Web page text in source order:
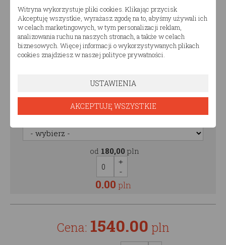
od250,00pln
Malowanie półki
Malowanie półki
od 180,00 pln
0.00 pln
Cena: 1540.00 pln
Witryna wykorzystuje pliki cookies. Klikając przycisk
Akceptuję wszystkie, wyrażasz zgodę na to, abyśmy używali ich
w celach marketingowych, w tym personalizacji reklam,
analizowania ruchu na naszych stronach, a także w celach
biznesowych. Więcej informacji o wykorzystywanych plikach
cookies znajdziesz w naszej polityce prywatności.
USTAWIENIA
AKCEPTUJĘ WSZYSTKIE